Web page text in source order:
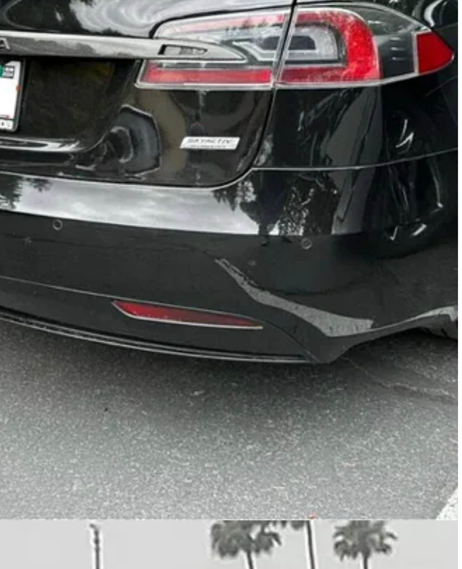
de Hong Kong, justamente paraexpandirseus negócios para fora da China. A
, pelo visto, é o principal objetivo territorial da
que os chineses transfiram
propriedade intelectual para empresas europeias em troca desubsídios
. De um jeito ou de outro, os dois lados
. Quem viu o desfile da no carnaval do Rio de Janeiro conheceu, pela primeira vez, os robôs da fabricante chinesa
dois “cães robôs". Eles participaram da comissão de frente da escola de samba, que apresentou o enredo